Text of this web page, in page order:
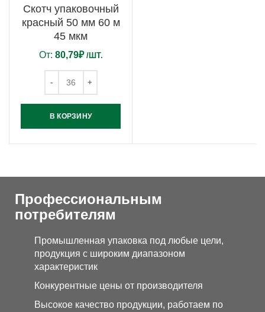
Скотч упаковочный
красный 50 мм 60 м
45 мкм
От: 80,79₽ /ШТ.
В КОРЗИНУ
Профессиональным
потребителям
Промышленная упаковка под любые цели,
продукция с широким диапазоном
характеристик
Конкурентные цены от производителя
Высокое качество продукции, работаем по